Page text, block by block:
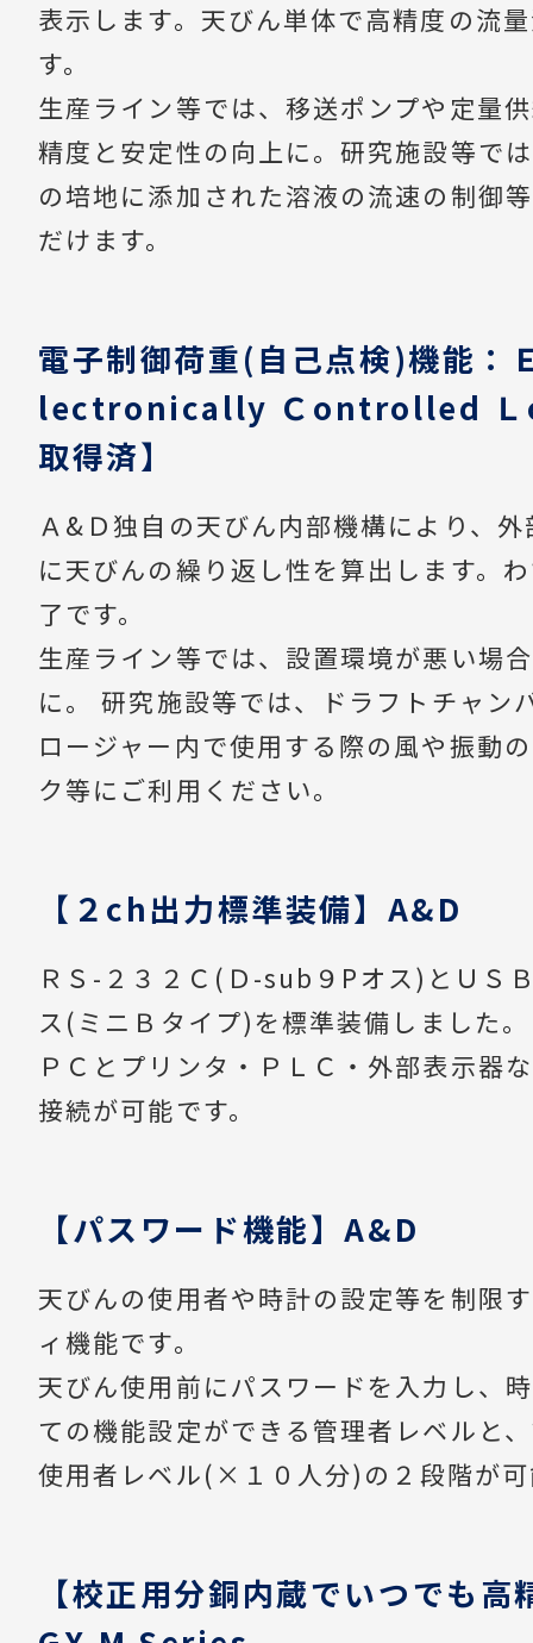
表示します。天びん単体で高精度の流
す。
生産ライン等では、移送ポンプや定量
精度と安定性の向上に。研究施設等で
の培地に添加された溶液の流速の制御
だけます。
電子制御荷重(自己点検)機能：
lectronically Ｃontrolled Ｌ
取得済】
Ａ&Ｄ独自の天びん内部機構により、
に天びんの繰り返し性を算出します。
了です。
生産ライン等では、設置環境が悪い場
に。 研究施設等では、ドラフトチャン
ロージャー内で使用する際の風や振動
ク等にご利用ください。
【２ch出力標準装備】A&D
ＲＳ-２３２Ｃ(Ｄ-sub９Pオス)とＵＳ
ス(ミニＢタイプ)を標準装備しました。
ＰＣとプリンタ・ＰＬＣ・外部表示器
接続が可能です。
【パスワード機能】A&D
天びんの使用者や時計の設定等を制限
ィ機能です。
天びん使用前にパスワードを入力し、
ての機能設定ができる管理者レベルと
使用者レベル(×１０人分)の２段階が可
【校正用分銅内蔵でいつでも高